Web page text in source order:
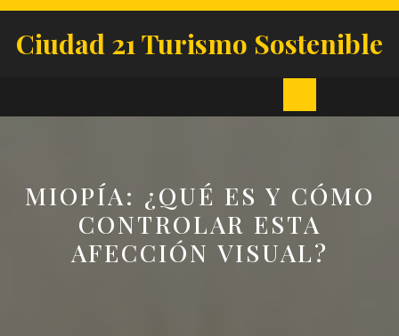
Skip
content
Ciudad 21 Turismo Sostenible
Open
MIOPÍA: ¿QUÉ ES Y CÓMO
CONTROLAR ESTA
AFECCIÓN VISUAL?